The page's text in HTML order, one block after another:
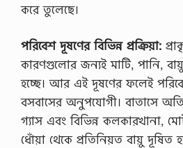
করে তুলেছে।
পরিবেশ দূষণের বিভিন্ন প্রক্রিয়া:
কারণগুলোর জন্যই মাটি, পানি,
হচ্ছে। আর এই দূষণের ফলেই
বসবাসের অনুপযোগী। বাতাসে
গ্যাস এবং বিভিন্ন কলকারখানা,
ধোঁয়া থেকে প্রতিনিয়ত বায়ু দূষিত